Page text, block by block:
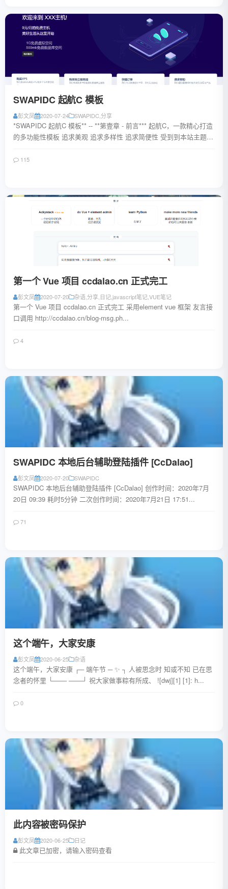
SWAPIDC 起航C 模板
彭文凤 2020-07-24 SWAPIDC 分享
*SWAPIDC 起航C 模板** -- **第壹章 - 前言*** 起航C，一款精心打造
的多功能性模板 追求美观 追求多样性 追求简便性 受到到本站主题
115
第一个 Vue 项目 ccdalao.cn 正式完工
彭文凤 2020-07-20 杂语 分享 日记javascript笔记VUE笔记
第一个 Vue 项目 ccdalao.cn 正式完工 采用element vue 框架 友言接
口调用 http://ccdalao.cn/blog-msg.ph...
4
SWAPIDC 本地后台辅助登陆插件 [CcDalao]
彭文凤 2020-07-20 SWAPIDC
SWAPIDC 本地后台辅助登陆插件 [CcDalao] 创作时间：2020年7月
20日 09:39 耗时5分钟 二次创作时间：2020年7月21日 17:51...
71
这个端午，大家安康
彭文凤 2020-06-25 杂语
这个端午，大家安康 ┌─ 端午节 ─ ✨ ┐ 人被思念时 知或不知 已在思
念者的怀里 └─── ───┘ 祝大家做事粽有所成、 ![dwj][1] [1]: h...
0
此内容被密码保护
彭文凤 2020-06-25 日记
此文章已加密，请输入密码查看